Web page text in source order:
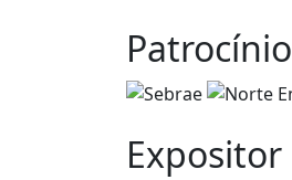
Patrocínio
Expositor